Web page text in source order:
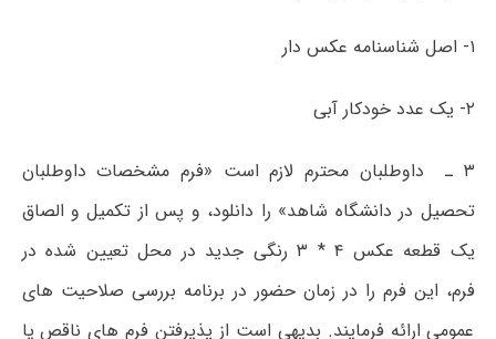
۱- اصل شناسنامه عکس دار
۲- یک عدد خودکار آبی
۳ ـ داوطلبان محترم لازم است «فرم مشخصات داوطلبان
تحصیل در دانشگاه شاهد» را دانلود، و پس از تکمیل و الصاق
یک قطعه عکس ۴ * ۳ رنگی جدید در محل تعیین شده در
فرم، این فرم را در زمان حضور در برنامه بررسی صلاحیت­ های
عمومی ارائه فرمایند. بدیهی است از پذیرفتن فرم های ناقص یا